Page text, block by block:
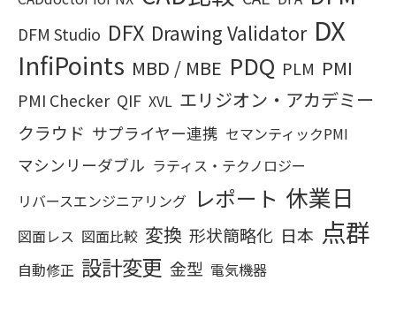
DFM Studio DFX Drawing Validator DX
InfiPoints MBD / MBE PDQ PLM PMI
PMI Checker QIF XVL エリジオン・アカデミー
クラウド サプライヤー連携 セマンティックPMI
マシンリーダブル ラティス・テクノロジー
リバースエンジニアリング レポート 休業日
図面レス 図面比較 変換 形状簡略化 日本 点群
自動修正 設計変更 金型 電気機器